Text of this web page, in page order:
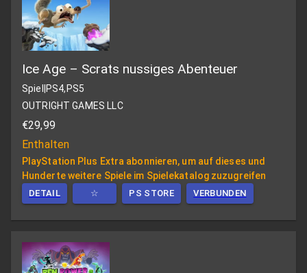
Ice Age – Scrats nussiges Abenteuer
Spiel
PS4,PS5
OUTRIGHT GAMES LLC
€29,99
Enthalten
PlayStation Plus Extra abonnieren, um auf dieses und
Hunderte weitere Spiele im Spielekatalog zuzugreifen
DETAIL ☆ PS STORE VERBUNDEN